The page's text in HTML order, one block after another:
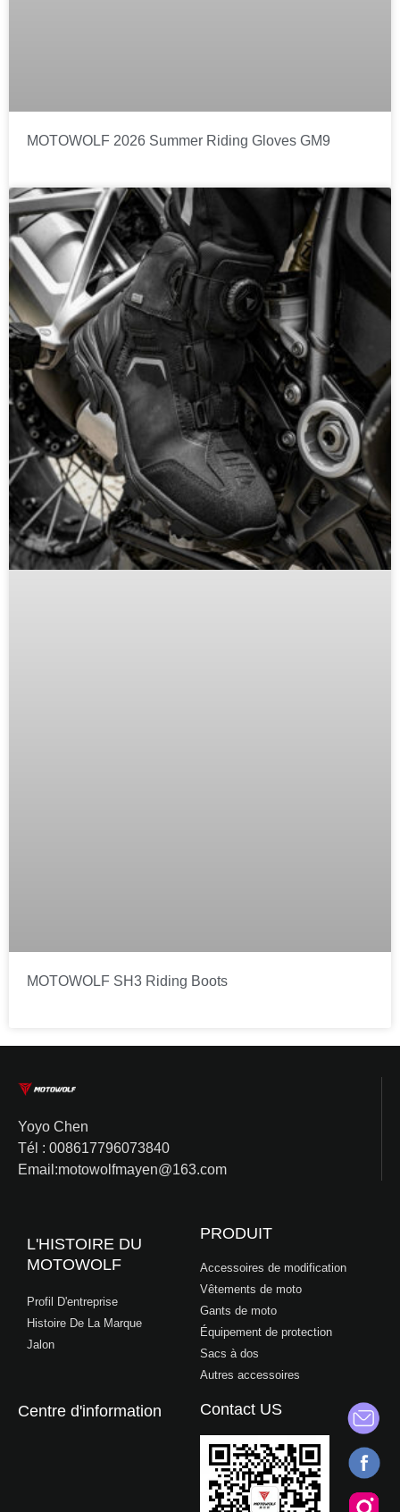
MOTOWOLF 2026 Summer Riding Gloves GM9
MOTOWOLF SH3 Riding Boots
Yoyo Chen
Tél : 008617796073840
Email:motowolfmayen@163.com
L'HISTOIRE DU
MOTOWOLF
Profil D'entreprise
Histoire De La Marque
Jalon
PRODUIT
Accessoires de modification
Vêtements de moto
Gants de moto
Équipement de protection
Sacs à dos
Autres accessoires
Centre d'information Contact US